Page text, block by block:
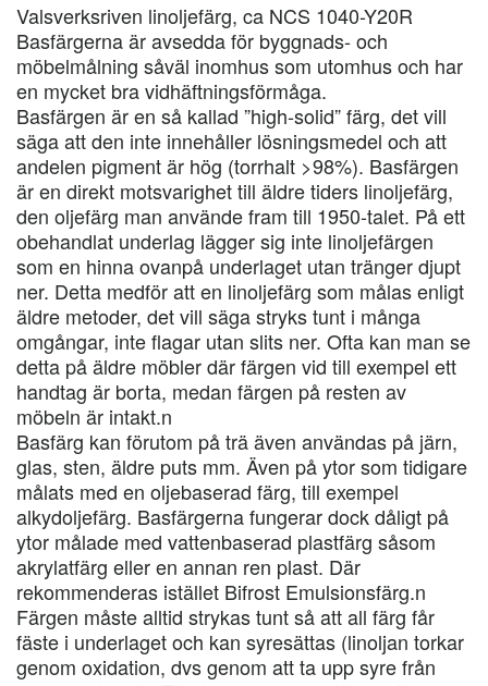
Valsverksriven linoljefärg, ca NCS 1040-Y20R
Basfärgerna är avsedda för byggnads- och
möbelmålning såväl inomhus som utomhus och har
en mycket bra vidhäftningsförmåga.
Basfärgen är en så kallad ”high-solid” färg, det vill
säga att den inte innehåller lösningsmedel och att
andelen pigment är hög (torrhalt >98%). Basfärgen
är en direkt motsvarighet till äldre tiders linoljefärg,
den oljefärg man använde fram till 1950-talet. På ett
obehandlat underlag lägger sig inte linoljefärgen
som en hinna ovanpå underlaget utan tränger djupt
ner. Detta medför att en linoljefärg som målas enligt
äldre metoder, det vill säga stryks tunt i många
omgångar, inte flagar utan slits ner. Ofta kan man se
detta på äldre möbler där färgen vid till exempel ett
handtag är borta, medan färgen på resten av
möbeln är intakt.n
Basfärg kan förutom på trä även användas på järn,
glas, sten, äldre puts mm. Även på ytor som tidigare
målats med en oljebaserad färg, till exempel
alkydoljefärg. Basfärgerna fungerar dock dåligt på
ytor målade med vattenbaserad plastfärg såsom
akrylatfärg eller en annan ren plast. Där
rekommenderas istället Bifrost Emulsionsfärg.n
Färgen måste alltid strykas tunt så att all färg får
fäste i underlaget och kan syresättas (linoljan torkar
genom oxidation, dvs genom att ta upp syre från